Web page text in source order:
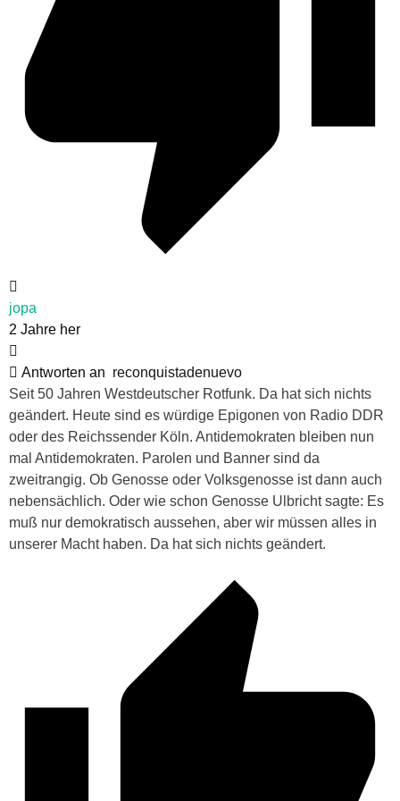
jopa
2 Jahre her
Antworten an reconquistadenuevo
Seit 50 Jahren Westdeutscher Rotfunk. Da hat sich nichts
geändert. Heute sind es würdige Epigonen von Radio DDR
oder des Reichssender Köln. Antidemokraten bleiben nun
mal Antidemokraten. Parolen und Banner sind da
zweitrangig. Ob Genosse oder Volksgenosse ist dann auch
nebensächlich. Oder wie schon Genosse Ulbricht sagte: Es
muß nur demokratisch aussehen, aber wir müssen alles in
unserer Macht haben. Da hat sich nichts geändert.